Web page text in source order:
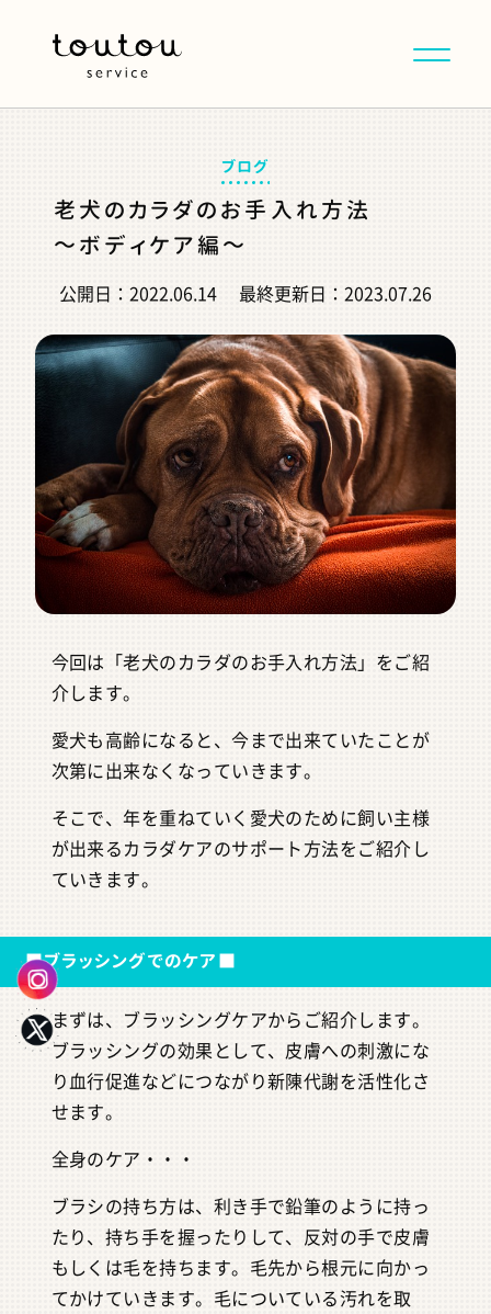
ブログ
老犬のカラダのお手入れ方法
～ボディケア編～
公開日： 2022.06.14 最終更新日： 2023.07.26
今回は「老犬のカラダのお手入れ方法」をご紹
介します。
愛犬も高齢になると、今まで出来ていたことが
次第に出来なくなっていきます。
そこで、年を重ねていく愛犬のために飼い主様
が出来るカラダケアのサポート方法をご紹介し
ていきます。
■ブラッシングでのケア■
まずは、ブラッシングケアからご紹介します。
ブラッシングの効果として、皮膚への刺激にな
り血行促進などにつながり新陳代謝を活性化さ
せます。
全身のケア・・・
ブラシの持ち方は、利き手で鉛筆のように持っ
たり、持ち手を握ったりして、反対の手で皮膚
もしくは毛を持ちます。毛先から根元に向かっ
てかけていきます。毛についている汚れを取